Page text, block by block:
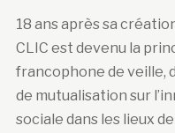
18 ans après sa
CLIC est devenu la
francophone de veille,
de mutualisation sur
sociale dans les lieux